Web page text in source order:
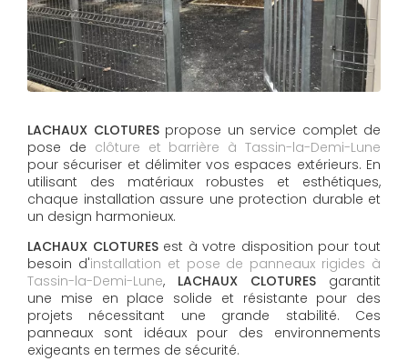
LACHAUX CLOTURESpropose un service complet de
pose de clôture et barrière à Tassin-la-Demi-Lune
pour sécuriser et délimiter vos espaces extérieurs. En
utilisant des matériaux robustes et esthétiques,
chaque installation assure une protection durable et
un design harmonieux.
LACHAUX CLOTURESest à votre disposition pour tout
besoin d'installation et pose de panneaux rigides à
Tassin-la-Demi-Lune, LACHAUX CLOTURES garantit
une mise en place solide et résistante pour des
projets nécessitant une grande stabilité. Ces
panneaux sont idéaux pour des environnements
exigeants en termes de sécurité.